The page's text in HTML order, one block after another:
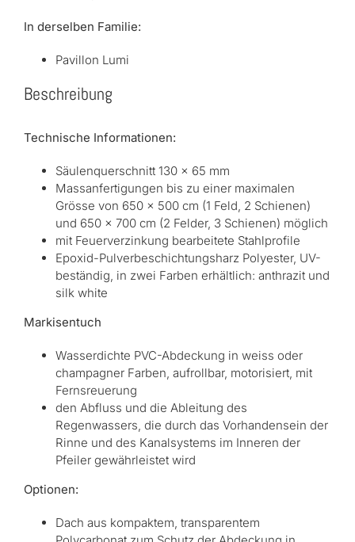
In derselben Familie:
Pavillon Lumi
Beschreibung
Technische Informationen:
Säulenquerschnitt 130 x 65 mm
Massanfertigungen bis zu einer maximalen
Grösse von 650 x 500 cm (1 Feld, 2 Schienen)
und 650 x 700 cm (2 Felder, 3 Schienen) möglich
mit Feuerverzinkung bearbeitete Stahlprofile
Epoxid-Pulverbeschichtungsharz Polyester, UV-
beständig, in zwei Farben erhältlich: anthrazit und
silk white
Markisentuch
Wasserdichte PVC-Abdeckung in weiss oder
champagner Farben, aufrollbar, motorisiert, mit
Fernsreuerung
den Abfluss und die Ableitung des
Regenwassers, die durch das Vorhandensein der
Rinne und des Kanalsystems im Inneren der
Pfeiler gewährleistet wird
Optionen:
Dach aus kompaktem, transparentem